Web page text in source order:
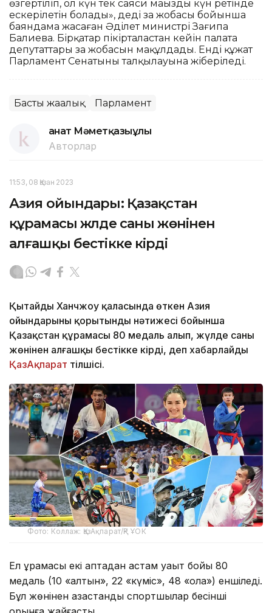
өзгертіліп, ол күн тек саяси маңызды күн ретінде
ескерілетін болады», деді заң жобасы бойынша
баяндама жасаған Әділет министрі Зағипа
Балиева. Бірқатар пікірталастан кейін палата
депутаттары заң жобасын мақұлдады. Енді құжат
Парламент Сенатының талқылауына жіберіледі.
Басты жаңалық Парламент
Қанат Мәметқазыұлы
Авторлар
11:53, 08 Қазан 2023
Азия ойындары: Қазақстан
құрамасы жүлде саны жөнінен
алғашқы бестікке кірді
Қытайдың Ханчжоу қаласында өткен Азия
ойындарының қорытынды нәтижесі бойынша
Қазақстан құрамасы 80 медаль алып, жүлде саны
жөнінен алғашқы бестікке кірді, деп хабарлайды
ҚазАқпарат тілшісі.
Фото: Коллаж: ҚазАқпарат/ҚР ҰОК
Ел құрамасы екі аптадан астам уақыт бойы 80
медаль (10 «алтын», 22 «күміс», 48 «қола») еншіледі.
Бұл жөнінен қазақстандық спортшылар бесінші